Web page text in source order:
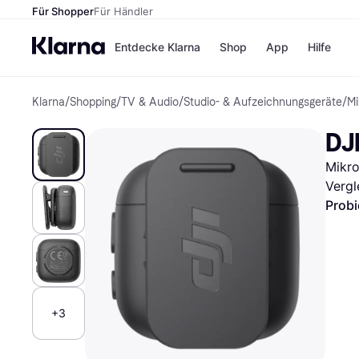
Für ShopperFür Händler
Entdecke Klarna
Zahlungsmethoden
Bezahle in 3
Teilzahlungen
Bezahle in bis zu 30
Shop
Shops
H&M
Temu
App Hilfe
Klarna/Shopping/TV & Audio/Studio- & Aufzeichnungsgeräte/
+3